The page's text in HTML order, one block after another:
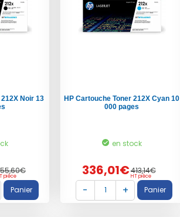
Noir 13
pièce
HP Cartouche Toner 212X Cyan 10
000 pages
en stock
336,01€413,14€
HT pièce